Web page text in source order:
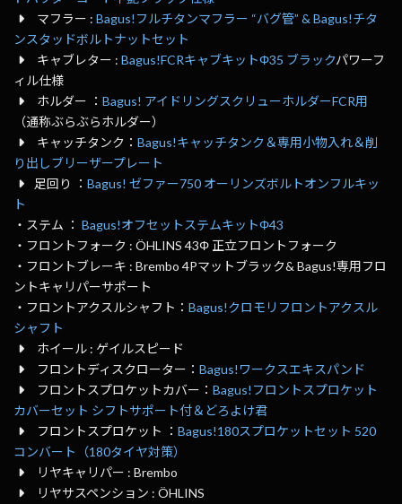
マフラー :Bagus!フルチタンマフラー “バグ管” & Bagus!チタ
ンスタッドボルトナットセット
キャブレター :Bagus!FCRキャブキットΦ35 ブラックパワーフ
ィル仕様
ホルダー ：Bagus! アイドリングスクリューホルダーFCR用
（通称ぶらぶらホルダー）
キャッチタンク：Bagus!キャッチタンク＆専用小物入れ＆削
り出しブリーザープレート
足回り ：Bagus! ゼファー750 オーリンズボルトオンフルキッ
ト
・ステム ： Bagus!オフセットステムキットΦ43
・フロントフォーク : ÖHLINS 43Φ 正立フロントフォーク
・フロントブレーキ : Brembo 4Pマットブラック& Bagus!専用フロ
ントキャリパーサポート
・フロントアクスルシャフト： Bagus!クロモリフロントアクスル
シャフト
ホイール : ゲイルスピード
フロントディスクローター：Bagus!ワークスエキスパンド
フロントスプロケットカバー：Bagus!フロントスプロケット
カバーセット シフトサポート付＆どろよけ君
フロントスプロケット ：Bagus!180スプロケットセット 520
コンバート（180タイヤ対策）
リヤキャリパー : Brembo
リヤサスペンション : ÖHLINS